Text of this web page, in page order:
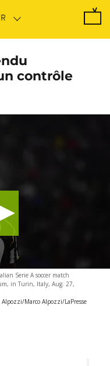
contrôle
Serie A soccer match
in Turin, Italy, Aug. 27,
Alpozzi/Marco Alpozzi/LaPresse